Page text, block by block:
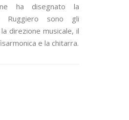
ha disegnato la
Ruggiero sono gli
direzione musicale, il
e la chitarra.